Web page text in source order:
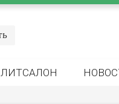
ЛИТСАЛОН